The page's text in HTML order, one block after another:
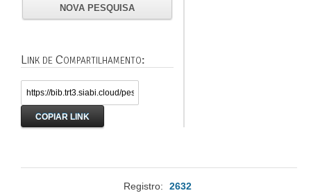
NOVA PESQUISA
Link de Compartilhamento:
COPIAR LINK
Registro:
2632